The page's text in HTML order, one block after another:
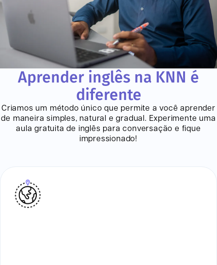
Aprender inglês na KNN é
diferente
Criamos um método único que permite a você aprender
de maneira simples, natural e gradual. Experimente uma
aula gratuita de inglês para conversação e fique
impressionado!